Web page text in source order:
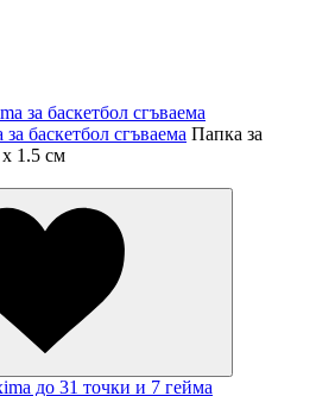
баскетбол сгъваема Папка за
1.5 см